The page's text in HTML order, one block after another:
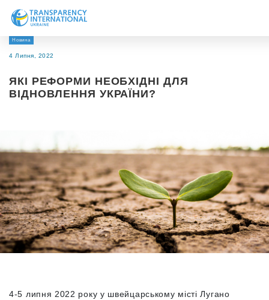
Про нас
Дослідження
Новина
4 Липня, 2022
ЯКІ РЕФОРМИ НЕОБХІДНІ ДЛЯ
ВІДНОВЛЕННЯ УКРАЇНИ?
4-5 липня 2022 року у швейцарському місті Лугано